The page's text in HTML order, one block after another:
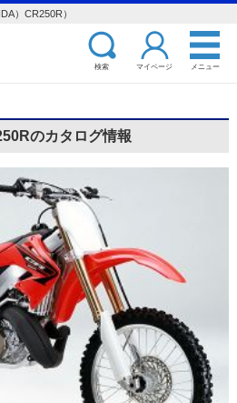
）CR250R）
検索 マイページ メニュー
のカタログ情報